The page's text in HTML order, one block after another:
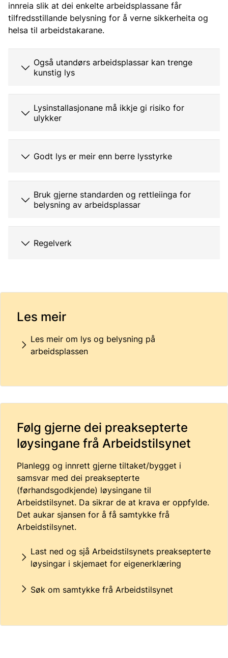
innreia slik at dei enkelte arbeidsplassane får
tilfredsstillande belysning for å verne sikkerheita og
helsa til arbeidstakarane.
Også utandørs arbeidsplassar kan trenge
kunstig lys
Lysinstallasjonane må ikkje gi risiko for
ulykker
Godt lys er meir enn berre lysstyrke
Bruk gjerne standarden og rettleiinga for
belysning av arbeidsplassar
Regelverk
Les meir
Les meir om lys og belysning på
arbeidsplassen
Følg gjerne dei preaksepterte
løysingane frå Arbeidstilsynet
Planlegg og innrett gjerne tiltaket/bygget i
samsvar med dei preaksepterte
(førhandsgodkjende) løysingane til
Arbeidstilsynet. Da sikrar de at krava er oppfylde.
Det aukar sjansen for å få samtykke frå
Arbeidstilsynet.
Last ned og sjå Arbeidstilsynets preaksepterte
løysingar i skjemaet for eigenerklæring
Søk om samtykke frå Arbeidstilsynet